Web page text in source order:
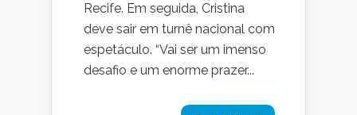
Recife. Em seguida, Cristina
deve sair em turnê nacional com
espetáculo. “Vai ser um imenso
desafio e um enorme prazer...